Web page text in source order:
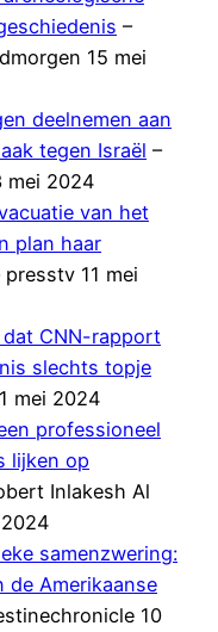
–
15 mei
deelnemen aan
tegen Israël –
mei 2024
van het
plan haar
presstv 11 mei
dat CNN-rapport
slechts topje
mei 2024
professioneel
lijken op
Inlakesh Al
samenzwering:
de Amerikaanse
10